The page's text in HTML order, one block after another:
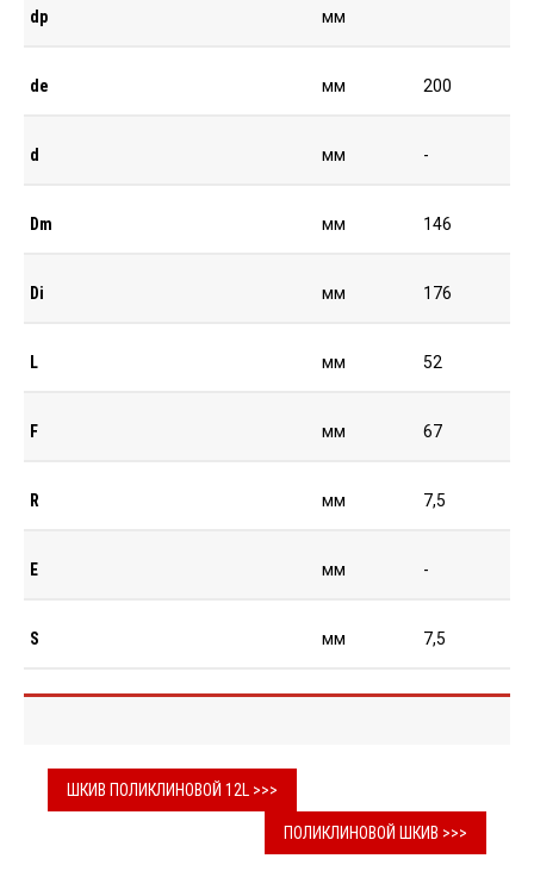
dp мм
de мм 200
d мм -
Dm мм 146
Di мм 176
L мм 52
F мм 67
R мм 7,5
E мм -
S мм 7,5
ШКИВ ПОЛИКЛИНОВОЙ 12L >>>
ПОЛИКЛИНОВОЙ ШКИВ >>>